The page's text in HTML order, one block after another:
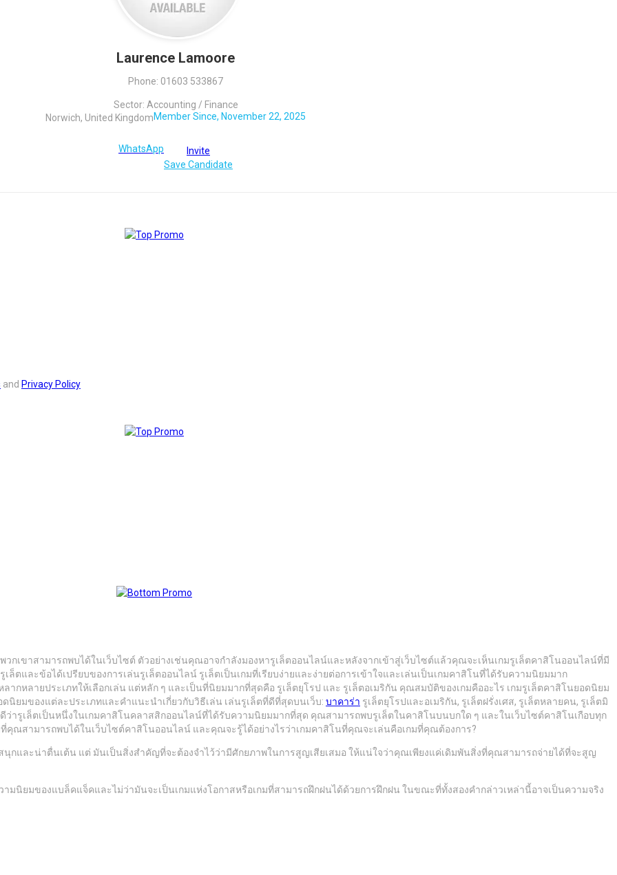
Laurence Lamoore
Phone: 01603 533867
Sector: Accounting / Finance
Norwich, United KingdomMember Since, November 22, 2025
WhatsApp
Invite
Save Candidate
and Privacy Policy
กเขาสามารถพบได้ในเว็บไซต์ ตัวอย่างเช่นคุณอาจกำลังมองหารูเล็ตออนไลน์และหลังจากเข้าสู่เว็บไซต์แล้วคุณจะเห็นเกมรูเล็ตคาสิโนออนไลน์ที่มี
ล็ตและข้อได้เปรียบของการเล่นรูเล็ตออนไลน์ รูเล็ตเป็นเกมที่เรียบง่ายและง่ายต่อการเข้าใจและเล่นเป็นเกมคาสิโนที่ได้รับความนิยมมาก
ากหลายประเภทให้เลือกเล่น แต่หลัก ๆ และเป็นที่นิยมมากที่สุดคือ รูเล็ตยุโรป และ รูเล็ตอเมริกัน คุณสมบัติของเกมคืออะไร เกมรูเล็ตคาสิโนยอดนิยม
ยมของแต่ละประเภทและคำแนะนำเกี่ยวกับวิธีเล่น เล่นรูเล็ตที่ดีที่สุดบนเว็บ: บาคาร่า รูเล็ตยุโรปและอเมริกัน, รูเล็ตฝรั่งเศส, รูเล็ตหลายคน, รูเล็ตมิ
รู้ดีว่ารูเล็ตเป็นหนึ่งในเกมคาสิโนคลาสสิกออนไลน์ที่ได้รับความนิยมมากที่สุด คุณสามารถพบรูเล็ตในคาสิโนบนบกใด ๆ และในเว็บไซต์คาสิโนเกือบทุก
คุณสามารถพบได้ในเว็บไซต์คาสิโนออนไลน์ และคุณจะรู้ได้อย่างไรว่าเกมคาสิโนที่คุณจะเล่นคือเกมที่คุณต้องการ?
กและน่าตื่นเต้น แต่ มันเป็นสิ่งสำคัญที่จะต้องจำไว้ว่ามีศักยภาพในการสูญเสียเสมอ ให้แน่ใจว่าคุณเพียงแค่เดิมพันสิ่งที่คุณสามารถจ่ายได้ที่จะสูญ
มนิยมของแบล็คแจ็คและไม่ว่ามันจะเป็นเกมแห่งโอกาสหรือเกมที่สามารถฝึกฝนได้ด้วยการฝึกฝน ในขณะที่ทั้งสองคำกล่าวเหล่านี้อาจเป็นความจริง